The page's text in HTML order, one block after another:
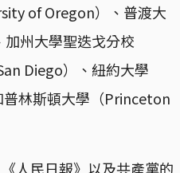
of Oregon）、普渡大
州大學聖迭戈分校
Diego）、紐約大學
普林斯頓大學（Princeton
人民日報》以及共產黨的